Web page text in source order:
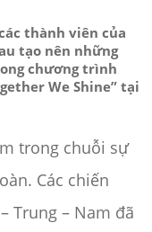
thành viên của
tạo nên những
chương trình
We Shine” tại
trong chuỗi sự
Các chiến
Trung – Nam đã